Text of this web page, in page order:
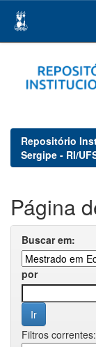
navigation
Repositório
Sergipe - RI/
Página
Buscar em:
por
Filtros correntes: